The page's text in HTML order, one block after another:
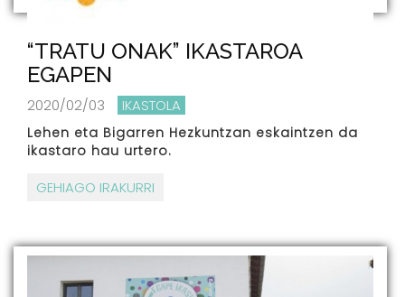
“TRATU ONAK” IKASTAROA
EGAPEN
2020/02/03 IKASTOLA
Lehen eta Bigarren Hezkuntzan eskaintzen da
ikastaro hau urtero.
GEHIAGO IRAKURRI